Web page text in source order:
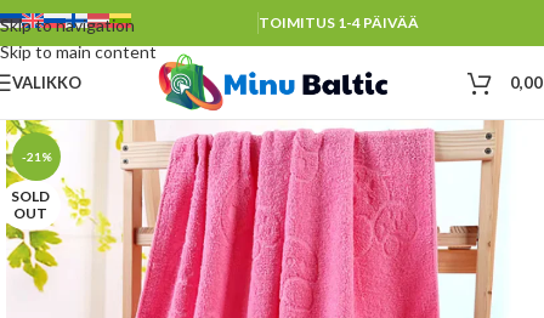
Skip to navigation
Skip to main content
TOIMITUS 1-4 PÄIVÄÄ
VALIKKO
-21%
SOLD
OUT